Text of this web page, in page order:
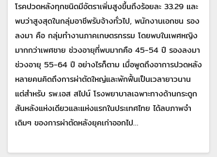
โรคปวดหลังทุกชนิดมีอัตราเพิ่มสูงขึ้นถึงร้อยละ 33.29 และ
พบว่าสูงสุดในกลุ่มอาชีพรับจ้างทั่วไป, พนักงานเอกชน รอง
ลงมา คือ กลุ่มทำงานภาคเกษตรกรรม โดยพบในเพศหญิง
มากกว่าเพศชาย ช่วงอายุที่พบมากคือ 45-54 ปี รองลงมา
ช่วงอายุ 55-64 ปี อย่างไรก็ตาม เมื่อพูดถึงอาการปวดหลัง
หลายคนคิดถึงการผ่าตัดใหญ่และพักฟื้นเป็นเวลายาวนาน
แต่สำหรับ รพ.เอส สไปน์ โรงพยาบาลเฉพาะทางด้านกระดูก
สันหลังแห่งเดียวและแห่งแรกในประเทศไทย ได้ลบภาพจำ
เดิมๆ ของการผ่าตัดหลังยุคเก่าออกไป…